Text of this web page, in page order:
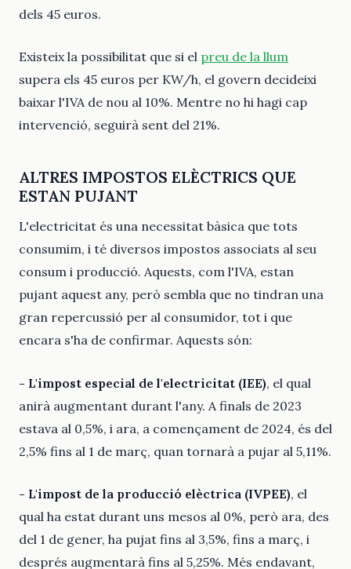
dels 45 euros.
Existeix la possibilitat que si el preu de la llum
supera els 45 euros per KW/h, el govern decideixi
baixar l'IVA de nou al 10%. Mentre no hi hagi cap
intervenció, seguirà sent del 21%.
ALTRES IMPOSTOS ELÈCTRICS QUE
ESTAN PUJANT
L'electricitat és una necessitat bàsica que tots
consumim, i té diversos impostos associats al seu
consum i producció. Aquests, com l'IVA, estan
pujant aquest any, però sembla que no tindran una
gran repercussió per al consumidor, tot i que
encara s'ha de confirmar. Aquests són:
- L'impost especial de l'electricitat (IEE), el qual
anirà augmentant durant l'any. A finals de 2023
estava al 0,5%, i ara, a començament de 2024, és del
2,5% fins al 1 de març, quan tornarà a pujar al 5,11%.
- L'impost de la producció elèctrica (IVPEE), el
qual ha estat durant uns mesos al 0%, però ara, des
del 1 de gener, ha pujat fins al 3,5%, fins a març, i
després augmentarà fins al 5,25%. Més endavant,